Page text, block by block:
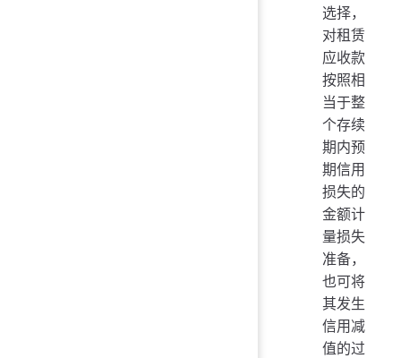
选择，
对租赁
应收款
按照相
当于整
个存续
期内预
期信用
损失的
金额计
量损失
准备，
也可将
其发生
信用减
值的过